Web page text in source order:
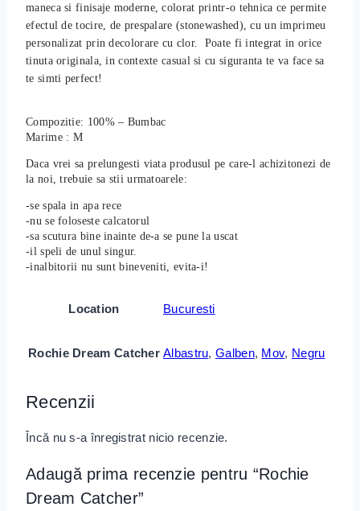
maneca si finisaje moderne, colorat printr-o tehnica ce permite
efectul de tocire, de prespalare (stonewashed), cu un imprimeu
personalizat prin decolorare cu clor. Poate fi integrat in orice
tinuta originala, in contexte casual si cu siguranta te va face sa
te simti perfect!
Compozitie: 100% – Bumbac
Marime : M
Daca vrei sa prelungesti viata produsul pe care-l achizitonezi de
la noi, trebuie sa stii urmatoarele:
-se spala in apa rece
-nu se foloseste calcatorul
-sa scutura bine inainte de-a se pune la uscat
-il speli de unul singur.
-inalbitorii nu sunt bineveniti, evita-i!
Location Bucuresti
Rochie Dream Catcher Albastru,Galben, Mov, Negru
Recenzii
Încă nu s-a înregistrat nicio recenzie.
Adaugă prima recenzie pentru “Rochie
Dream Catcher”